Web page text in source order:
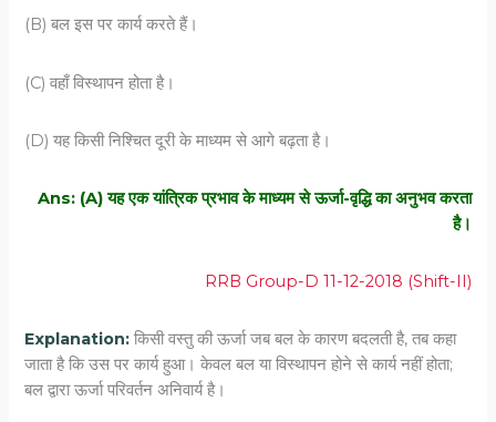
(B) बल इस पर कार्य करते हैं।
(C) वहाँ विस्‍थापन होता है।
(D) यह किसी निश्‍चित दूरी के माध्‍यम से आगे बढ़ता है।
Ans: (A) यह एक यांत्रिक प्रभाव के माध्‍यम से ऊर्जा-वृद्धि का अनुभव करता
है।
RRB Group-D 11-12-2018 (Shift-II)
Explanation: किसी वस्तु की ऊर्जा जब बल के कारण बदलती है, तब कहा
जाता है कि उस पर कार्य हुआ। केवल बल या विस्थापन होने से कार्य नहीं होता;
बल द्वारा ऊर्जा परिवर्तन अनिवार्य है।